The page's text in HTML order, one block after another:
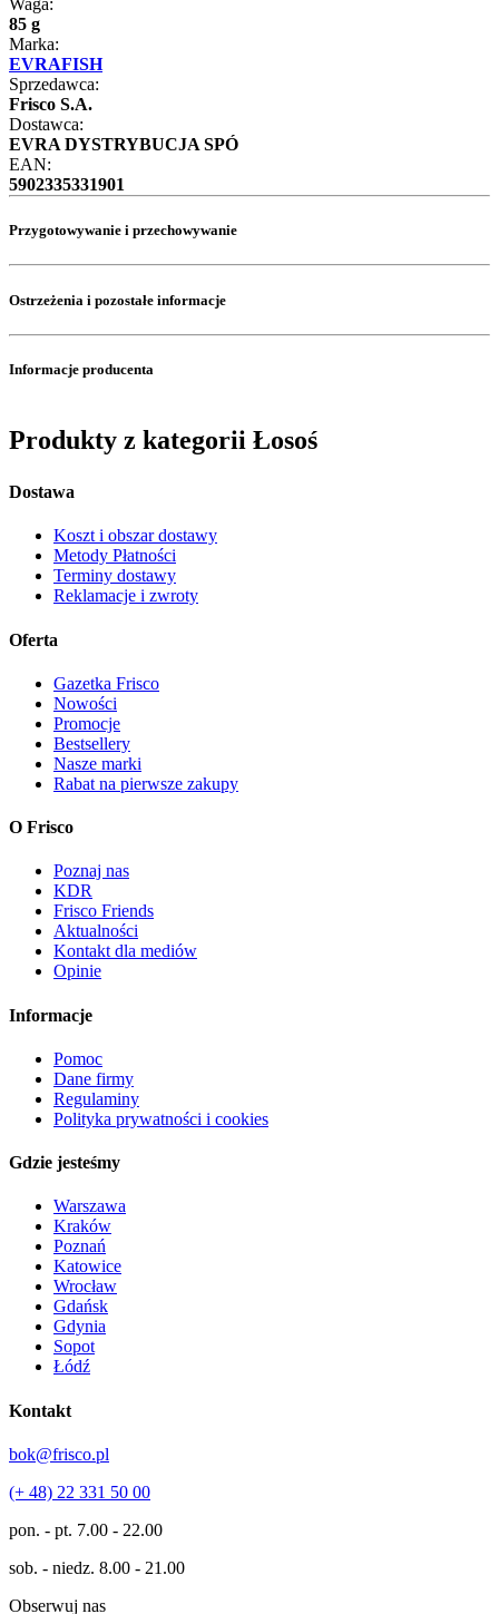
Waga:
85 g
Marka:
EVRAFISH
Sprzedawca:
Frisco S.A.
Dostawca:
EVRA DYSTRYBUCJA SPÓ
EAN:
5902335331901
Przygotowywanie i przechowywanie
Ostrzeżenia i pozostałe informacje
Informacje producenta
Produkty z kategorii Łosoś
Dostawa
Koszt i obszar dostawy
Metody Płatności
Terminy dostawy
Reklamacje i zwroty
Oferta
Gazetka Frisco
Nowości
Promocje
Bestsellery
Nasze marki
Rabat na pierwsze zakupy
O Frisco
Poznaj nas
KDR
Frisco Friends
Aktualności
Kontakt dla mediów
Opinie
Informacje
Pomoc
Dane firmy
Regulaminy
Polityka prywatności i cookies
Gdzie jesteśmy
Warszawa
Kraków
Poznań
Katowice
Wrocław
Gdańsk
Gdynia
Sopot
Łódź
Kontakt
bok@frisco.pl
(+ 48) 22 331 50 00
pon. - pt. 7.00 - 22.00
sob. - niedz. 8.00 - 21.00
Obserwuj nas